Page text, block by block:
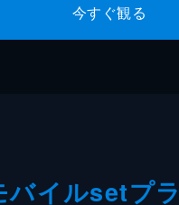
今すぐ観る
バイルsetプ